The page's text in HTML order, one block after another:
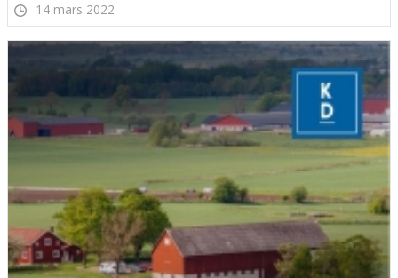
14 mars 2022